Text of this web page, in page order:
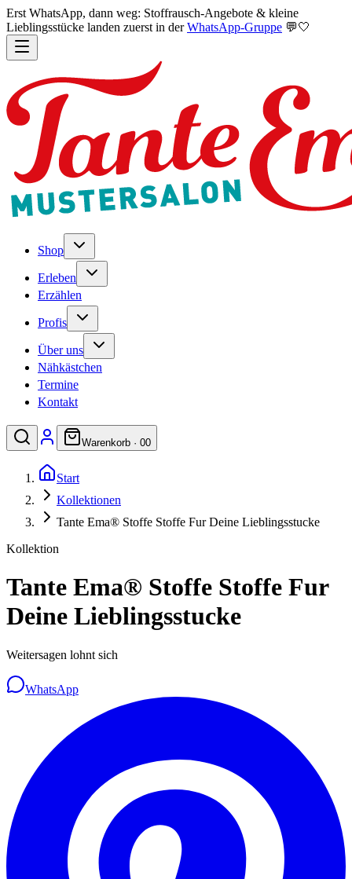
Erst WhatsApp, dann weg: Stoffrausch-Angebote & kleine
Lieblingsstücke landen zuerst in der WhatsApp-Gruppe 💬🤍
Shop
Erleben
Erzählen
Profis
Über uns
Nähkästchen
Termine
Kontakt
Warenkorb · 00
Start
Kollektionen
Tante Ema® Stoffe Stoffe Fur Deine Lieblingsstucke
Kollektion
Tante Ema® Stoffe Stoffe Fur
Deine Lieblingsstucke
Weitersagen lohnt sich
WhatsApp